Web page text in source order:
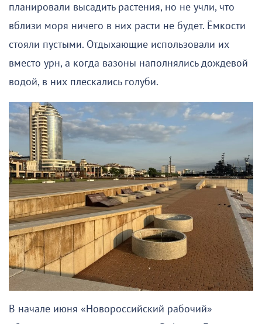
планировали высадить растения, но не учли, что
вблизи моря ничего в них расти не будет. Ёмкости
стояли пустыми. Отдыхающие использовали их
вместо урн, а когда вазоны наполнялись дождевой
водой, в них плескались голуби.
В начале июня «Новороссийский рабочий»